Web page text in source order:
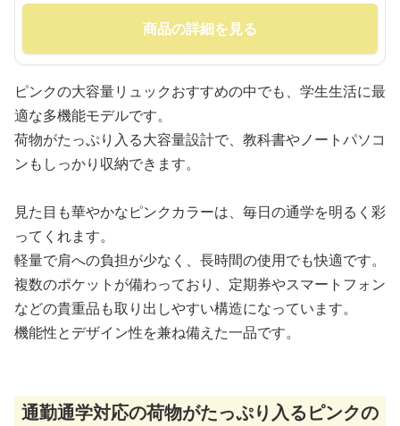
商品の詳細を見る
ピンクの大容量リュックおすすめの中でも、学生生活に最
適な多機能モデルです。
荷物がたっぷり入る大容量設計で、教科書やノートパソコ
ンもしっかり収納できます。
見た目も華やかなピンクカラーは、毎日の通学を明るく彩
ってくれます。
軽量で肩への負担が少なく、長時間の使用でも快適です。
複数のポケットが備わっており、定期券やスマートフォン
などの貴重品も取り出しやすい構造になっています。
機能性とデザイン性を兼ね備えた一品です。
通勤通学対応の荷物がたっぷり入るピンクの